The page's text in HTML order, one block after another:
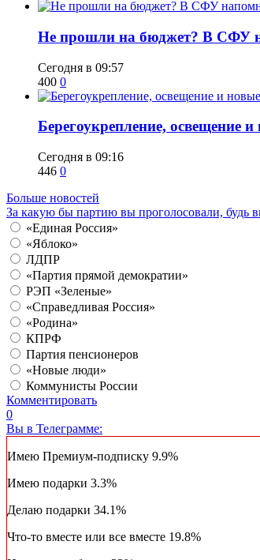
Не прошли на бюджет? В СФУ
Сегодня в 09:57
400 0
Берегоукрепление, освещение
Сегодня в 09:16
446 0
Больше новостей
За какую бы партию вы проголосовали, будь
«Единая Россия»
«Яблоко»
ЛДПР
«Партия прямой демократии»
РЭП «Зеленые»
«Справедливая Россия»
«Родина»
КПРФ
Партия пенсионеров
«Новые люди»
Коммунисты России
Комментировать
0
Вы в Телеграмме:
Имею Премиум-подписку 9.9%
Имею подарки 3.3%
Делаю подарки 34.1%
Что-то вместе или все вместе 19.8%